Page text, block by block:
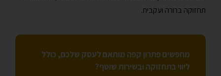
תחזוקה ברורה ועקבית.
מחפשים פתרון קפה מותאם לעסק שלכם, כולל
ליווי בתחזוקה ובשירות שוטף?